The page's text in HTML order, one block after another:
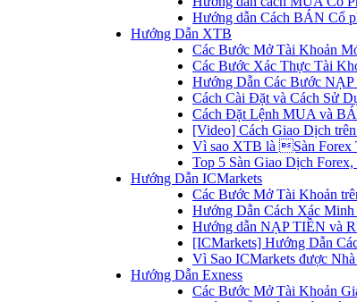
Hướng dẫn Cách BÁN Cổ
Hướng Dẫn XTB
Các Bước Mở Tài Khoản
Các Bước Xác Thực Tài
Hướng Dẫn Các Bước
Cách Cài Đặt và Cách Sử
Cách Đặt Lệnh MUA và
[Video] Cách Giao Dịch
Vì sao XTB là Sàn Forex
Top 5 Sàn Giao Dịch
Hướng Dẫn ICMarkets
Các Bước Mở Tài Khoản
Hướng Dẫn Cách Xác
Hướng dẫn NẠP TIỀN và
[ICMarkets] Hướng Dẫn
Vì Sao ICMarkets được
Hướng Dẫn Exness
Các Bước Mở Tài Khoản